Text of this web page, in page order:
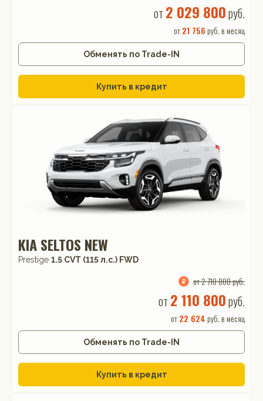
от 2 029 800руб.
от21 756 руб. в месяц
Обменять по Trade-IN
Купить в кредит
KIA SELTOS NEW
Prestige 1.5 CVT (115 л.с.) FWD
от 2 710 800 руб.
от 2 110 800руб.
от22 624 руб. в месяц
Обменять по Trade-IN
Купить в кредит